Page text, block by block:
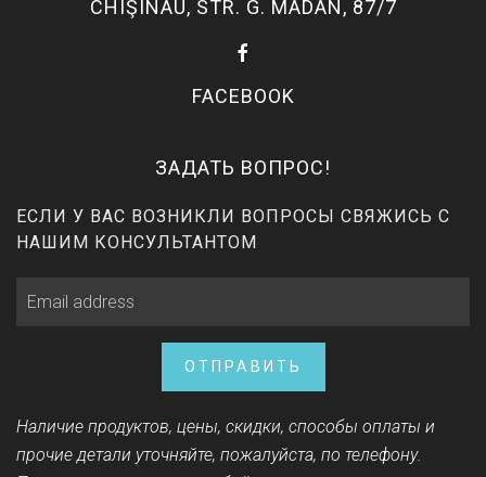
CHIŞINAU, STR. G. MADAN, 87/7
FACEBOOK
ЗАДАТЬ ВОПРОС!
ЕСЛИ У ВАС ВОЗНИКЛИ ВОПРОСЫ СВЯЖИСЬ С
НАШИМ КОНСУЛЬТАНТОМ
ОТПРАВИТЬ
Наличие продуктов, цены, скидки, способы оплаты и
прочие детали уточняйте, пожалуйста, по телефону.